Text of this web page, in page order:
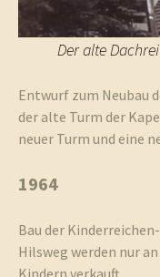
Der alte
Entwurf zum Neubau
der alte Turm der
neuer Turm und eine
1964
Bau der
Hilsweg werden nur
Kindern verkauft.